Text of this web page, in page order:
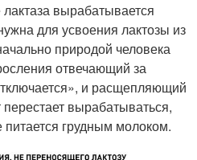
вырабатывается
для усвоения лактозы из
природой человека
отвечающий за
и расщепляющий
вырабатываться,
грудным молоком.